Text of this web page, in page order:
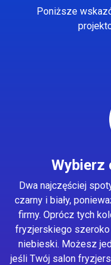
Poniższe
Wybierz
Dwa najczęściej
czarny i biały,
firmy. Oprócz tych
fryzjerskiego
niebieski. Możesz
jeśli Twój salon